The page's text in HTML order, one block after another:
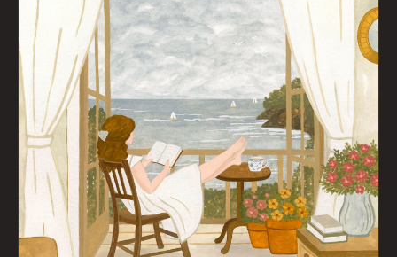
🍪 সাইটটি চালু রাখতে কিছু প্রয়োজনীয় কুকি ব্যবহার হয়। আপনি রাজি থাকলে আমরা বিজ্ঞাপন ও
পরিসংখ্যানের কুকিও ব্যবহার করব, যাতে বুঝতে পারি কোন বই আপনাদের কাজে লাগছে।
প্রাইভেসি নীতি
শুধু প্রয়োজনীয় সব ঠিক আছে
সাহায্য?